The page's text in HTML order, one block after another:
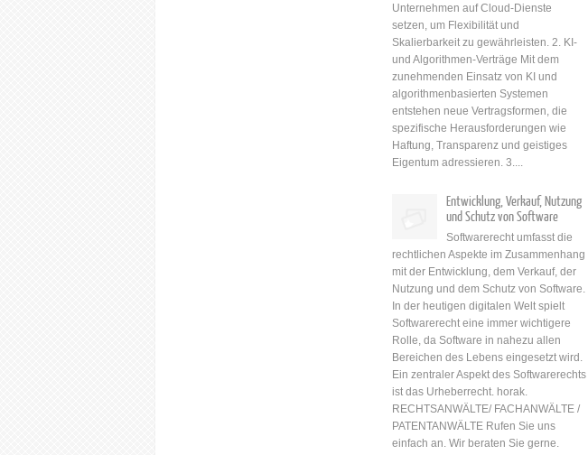
Unternehmen auf Cloud-Dienste
setzen, um Flexibilität und
Skalierbarkeit zu gewährleisten. 2. KI-
und Algorithmen-Verträge Mit dem
zunehmenden Einsatz von KI und
algorithmenbasierten Systemen
entstehen neue Vertragsformen, die
spezifische Herausforderungen wie
Haftung, Transparenz und geistiges
Eigentum adressieren. 3....
Entwicklung, Verkauf, Nutzung
und Schutz von Software
Softwarerecht umfasst die
rechtlichen Aspekte im Zusammenhang
mit der Entwicklung, dem Verkauf, der
Nutzung und dem Schutz von Software.
In der heutigen digitalen Welt spielt
Softwarerecht eine immer wichtigere
Rolle, da Software in nahezu allen
Bereichen des Lebens eingesetzt wird.
Ein zentraler Aspekt des Softwarerechts
ist das Urheberrecht. horak.
RECHTSANWÄLTE/ FACHANWÄLTE /
PATENTANWÄLTE Rufen Sie uns
einfach an. Wir beraten Sie gerne.